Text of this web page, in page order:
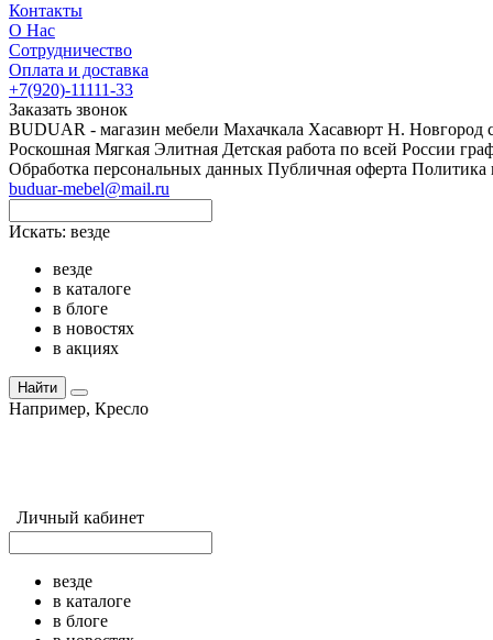
Контакты
О Нас
Сотрудничество
Оплата и доставка
+7(920)-11111-33
Заказать звонок
BUDUAR - магазин мебели Махачкала Хасавюрт Н. Новгород
Роскошная Мягкая Элитная Детская работа по всей России
Обработка персональных данных Публичная оферта Политика
buduar-mebel@mail.ru
Искать: везде
везде
в каталоге
в блоге
в новостях
в акциях
Найти
Например, Кресло
Личный кабинет
везде
в каталоге
в блоге